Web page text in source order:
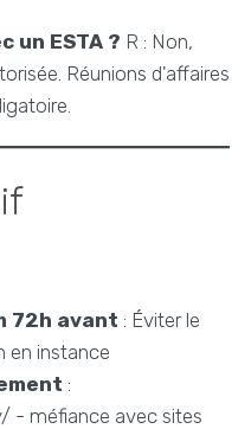
un ESTA ? R : Non,
Réunions d'affaires
72h avant : Éviter le
en instance
:
- méfiance avec sites